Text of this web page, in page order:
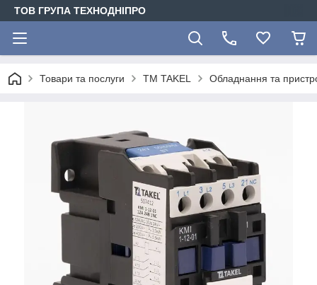
ТОВ ГРУПА ТЕХНОДНІПРО
Товари та послуги TM TAKEL Обладнання та